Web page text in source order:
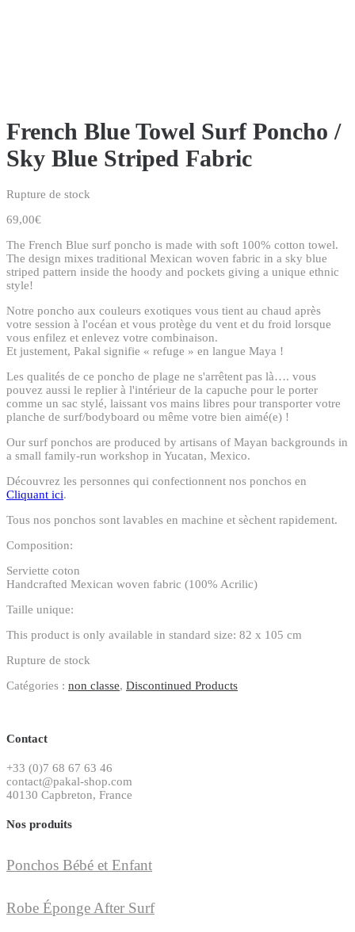
French Blue Towel Surf Poncho /
Sky Blue Striped Fabric
Rupture de stock
69,00€
The French Blue surf poncho is made with soft 100% cotton towel.
The design mixes traditional Mexican woven fabric in a sky blue
striped pattern inside the hoody and pockets giving a unique ethnic
style!
Notre poncho aux couleurs exotiques vous tient au chaud après
votre session à l'océan et vous protège du vent et du froid lorsque
vous enfilez et enlevez votre combinaison.
Et justement, Pakal signifie « refuge » en langue Maya !
Les qualités de ce poncho de plage ne s'arrêtent pas là…. vous
pouvez aussi le replier à l'intérieur de la capuche pour le porter
comme un sac stylé, laissant vos mains libres pour transporter votre
planche de surf/bodyboard ou même votre bien aimé(e) !
Our surf ponchos are produced by artisans of Mayan backgrounds in
a small family-run workshop in Yucatan, Mexico.
Découvrez les personnes qui confectionnent nos ponchos en
Cliquant ici.
Tous nos ponchos sont lavables en machine et sèchent rapidement.
Composition:
Serviette coton
Handcrafted Mexican woven fabric (100% Acrilic)
Taille unique:
This product is only available in standard size: 82 x 105 cm
Rupture de stock
Catégories : non classe, Discontinued Products
Contact
+33 (0)7 68 67 63 46
contact@pakal-shop.com
40130 Capbreton, France
Nos produits
Ponchos Bébé et Enfant
Robe Éponge After Surf